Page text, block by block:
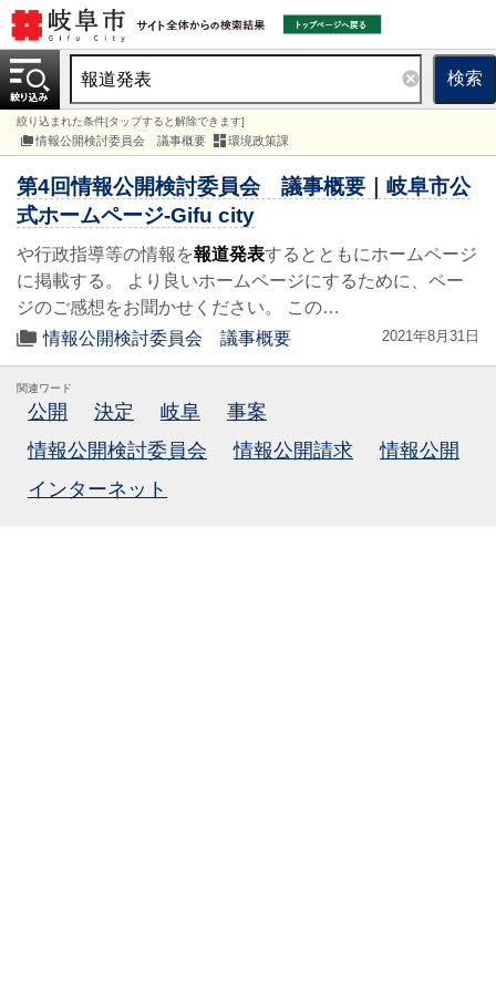
検索
絞り込まれた条件[タップすると解除できます]
情報公開検討委員会 議事概要 環境政策課
第4回情報公開検討委員会 議事概要｜岐阜市公
式ホームページ-Gifu city
や行政指導等の情報を報道発表するとともにホームページ
に掲載する。 より良いホームページにするために、ペー
ジのご感想をお聞かせください。 この…
情報公開検討委員会 議事概要
2021年8月31日
関連ワード
公開 決定 岐阜
事案
情報公開検討委員会
情報公開請求
情報公開
インターネット